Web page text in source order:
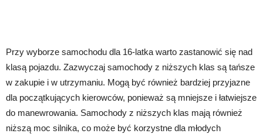
Przy wyborze samochodu dla 16-latka warto zastanowić się nad
klasą pojazdu. Zazwyczaj samochody z niższych klas są tańsze
w zakupie i w utrzymaniu. Mogą być również bardziej przyjazne
dla początkujących kierowców, ponieważ są mniejsze i łatwiejsze
do manewrowania. Samochody z niższych klas mają również
niższą moc silnika, co może być korzystne dla młodych